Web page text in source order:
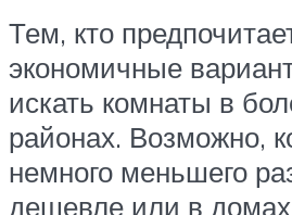
Тем, кто
экономичные
искать комнаты в
районах. Возможно,
немного меньшего
дешевле или в